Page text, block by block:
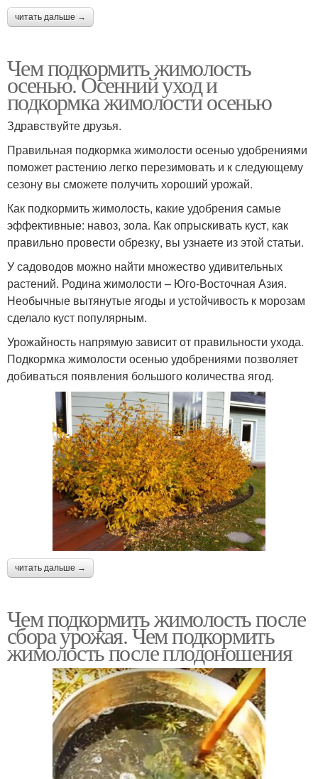
читать дальше →
Чем подкормить жимолость
осенью. Осенний уход и
подкормка жимолости осенью
Здравствуйте друзья.
Правильная подкормка жимолости осенью удобрениями
поможет растению легко перезимовать и к следующему
сезону вы сможете получить хороший урожай.
Как подкормить жимолость, какие удобрения самые
эффективные: навоз, зола. Как опрыскивать куст, как
правильно провести обрезку, вы узнаете из этой статьи.
У садоводов можно найти множество удивительных
растений. Родина жимолости – Юго-Восточная Азия.
Необычные вытянутые ягоды и устойчивость к морозам
сделало куст популярным.
Урожайность напрямую зависит от правильности ухода.
Подкормка жимолости осенью удобрениями позволяет
добиваться появления большого количества ягод.
читать дальше →
Чем подкормить жимолость после
сбора урожая. Чем подкормить
жимолость после плодоношения